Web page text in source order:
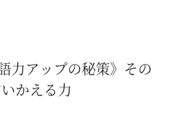
力アップの秘策》その
かえる力